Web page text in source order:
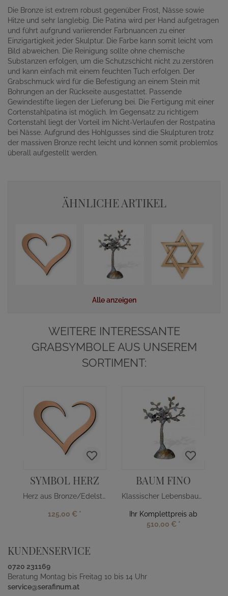
Die Bronze ist extrem robust gegenüber Frost, Nässe sowie
Hitze und sehr langlebig. Die Patina wird per Hand aufgetragen
und führt aufgrund variierender Farbnuancen zu einer
Einzigartigkeit jeder Skulptur. Die Farbe kann somit leicht vom
Bild abweichen. Die Reinigung sollte ohne chemische
Substanzen erfolgen, um die Schutzschicht nicht zu zerstören
und kann einfach mit einem feuchten Tuch erfolgen. Der
Grabschmuck wird für die Befestigung an einem Stein mit
Bohrungen an der Rückseite ausgestattet. Passende
Gewindestifte liegen der Lieferung bei. Die Fertigung mit einer
Cortenstahlpatina ist möglich. Im Gegensatz zu richtigem
Cortenstahl liegt der Vorteil im Nicht-Verlaufen der Rostpatina
bei Nässe. Aufgrund des Hohlgusses sind die Skulpturen trotz
der massiven Bronze recht leicht und können somit problemlos
überall aufgestellt werden.
ÄHNLICHE ARTIKEL
Alle anzeigen
WEITERE INTERESSANTE
GRABSYMBOLE AUS UNSEREM
SORTIMENT:
SYMBOL HERZ
Herz aus Bronze/Edelstahl
125,00 € *
BAUM FINO
Klassischer Lebensbaum aus Bronze
Ihr Komplettpreis ab
510,00 € *
KUNDENSERVICE
0720 231169
Beratung Montag bis Freitag 10 bis 14 Uhr
service@serafinum.at